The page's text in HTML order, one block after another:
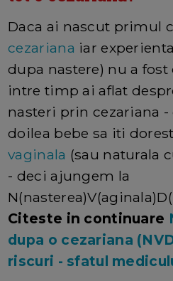
Daca ai nascut primul
cezariana iar
dupa nastere) nu a
intre timp ai aflat
nasteri prin cezariana -
doilea bebe sa iti
vaginala (sau naturala
- deci ajungem la
Citeste in continuare
dupa o cezariana
riscuri - sfatul